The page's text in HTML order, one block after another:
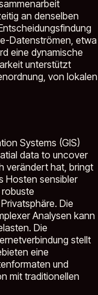
an denselben
Datenströmen, etwa
eine dynamische
unterstützt
von lokalen
Systems (GIS)
data to uncover
verändert hat, bringt
Hosten sensibler
Die
Analysen kann
Die
stellt
eine
und
mit traditionellen